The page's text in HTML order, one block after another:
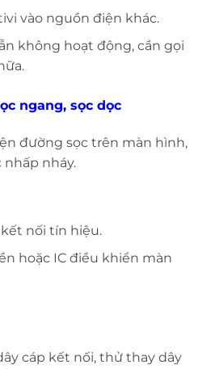
vào nguồn điện khác.
không hoạt động, cần gọi
ngang, sọc dọc
đường sọc trên màn hình,
nháy.
nối tín hiệu.
hoặc IC điều khiển màn
cáp kết nối, thử thay dây